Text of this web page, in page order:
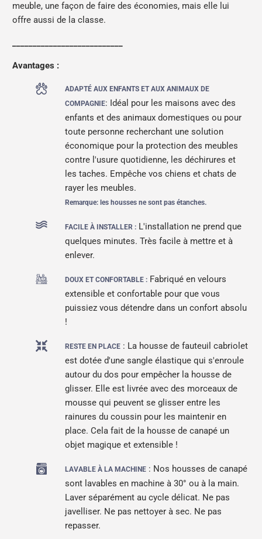
meuble, une façon de faire des économies, mais elle lui
offre aussi de la classe.
Avantages :
ADAPTÉ AUX ENFANTS ET AUX ANIMAUX DE
COMPAGNIE: Idéal pour les maisons avec des
enfants et des animaux domestiques ou pour
toute personne recherchant une solution
économique pour la protection des meubles
contre l'usure quotidienne, les déchirures et
les taches. Empêche vos chiens et chats de
rayer les meubles.
Remarque: les housses ne sont pas étanches.
FACILE À INSTALLER : L'installation ne prend que
quelques minutes. Très facile à mettre et à
enlever.
DOUX ET CONFORTABLE : Fabriqué en velours
extensible et confortable pour que vous
puissiez vous détendre dans un confort absolu
!
RESTE EN PLACE : La housse de fauteuil cabriolet
est dotée d'une sangle élastique qui s'enroule
autour du dos pour empêcher la housse de
glisser. Elle est livrée avec des morceaux de
mousse qui peuvent se glisser entre les
rainures du coussin pour les maintenir en
place. Cela fait de la housse de canapé un
objet magique et extensible !
LAVABLE À LA MACHINE : Nos housses de canapé
sont lavables en machine à 30° ou à la main.
Laver séparément au cycle délicat. Ne pas
javelliser. Ne pas nettoyer à sec. Ne pas
repasser.